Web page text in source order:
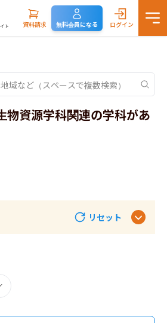
資料請求 無料会員になる ログイン
物資源学科関連の学科があ
リセット